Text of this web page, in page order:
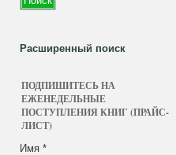
Расширенный поиск
ПОДПИШИТЕСЬ НА
ЕЖЕНЕДЕЛЬНЫЕ
ПОСТУПЛЕНИЯ КНИГ (ПРАЙС-
ЛИСТ)
Имя *